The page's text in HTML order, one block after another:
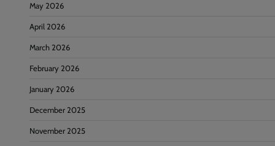
May 2026
April 2026
March 2026
February 2026
January 2026
December 2025
November 2025